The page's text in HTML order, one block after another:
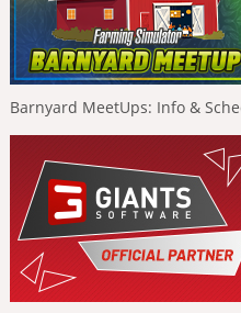
Barnyard MeetUps: Info &